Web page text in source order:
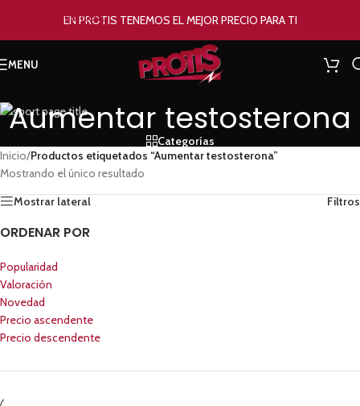
Skip to main contentEN PROTIS TENEMOS EL MEJOR PRECIO PARA TI
MENU
Aumentar testosterona
Categorías
Inicio/Productos etiquetados “Aumentar testosterona”
Mostrando el único resultado
Mostrar lateral
Filtros
ORDENAR POR
Popularidad
Valoración
Novedad
Precio ascendente
Precio descendente